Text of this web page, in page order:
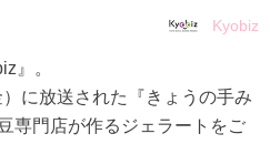
Kyobiz
』。
に放送された『きょうの手み
専門店が作るジェラートをご